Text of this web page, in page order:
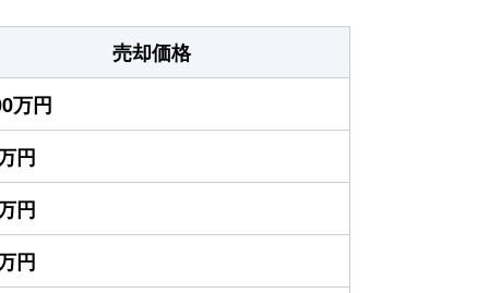
売却価格
万円
円
円
円